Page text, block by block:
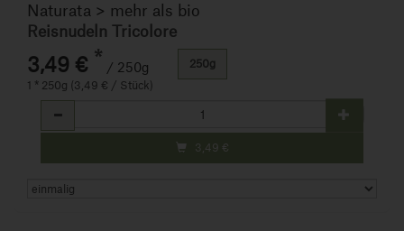
Naturata > mehr als bio
Reisnudeln Tricolore
3,49 € * / 250g
1 * 250g (3,49 € / Stück)
250g
Anzahl
3,49 €